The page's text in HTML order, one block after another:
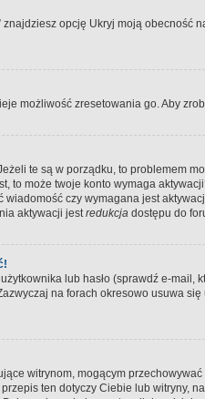
znajdziesz opcję Ukryj moją
możliwość zresetowania go. Aby
te są w porządku, to problemem
to może twoje konto wymaga
czy wymagana jest
aktywacji jestredukcja dostępu do
lub hasło (sprawdź e-
na forach okresowo usuwa
witrynom, mogącym
ten dotyczy Ciebie lub witryny,